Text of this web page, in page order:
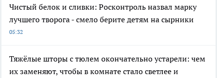
Чистый белок и сливки: Росконтроль назвал марку
лучшего творога - смело берите детям на сырники
05:32
Тяжёлые шторы с тюлем окончательно устарели: чем
их заменяют, чтобы в комнате стало светлее и